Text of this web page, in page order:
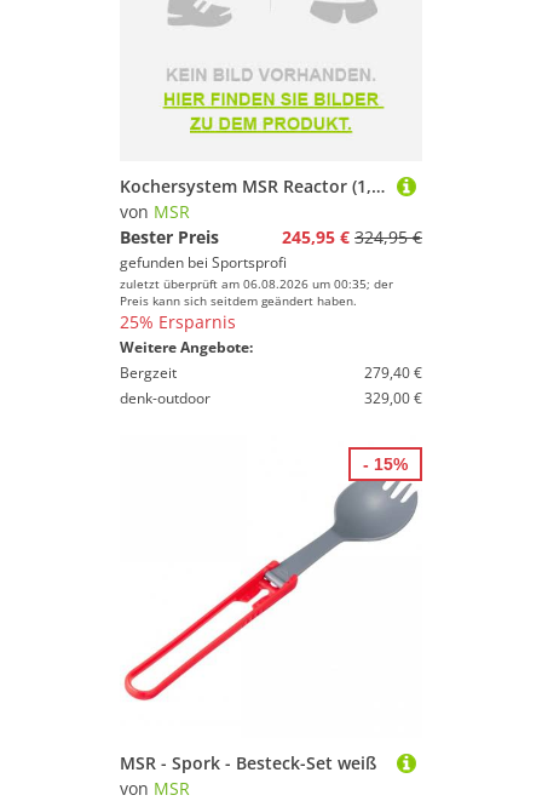
Kochersystem MSR Reactor (1,0 Liter)
von MSR
Bester Preis
245,95 € 324,95 €
gefunden bei Sportsprofi
zuletzt überprüft am 06.08.2026 um 00:35; der
Preis kann sich seitdem geändert haben.
25% Ersparnis
Weitere Angebote:
Bergzeit
279,40 €
denk-outdoor
329,00 €
MSR - Spork - Besteck-Set weiß
von MSR
- 15%